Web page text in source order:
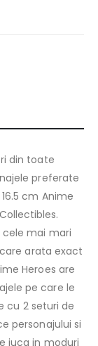
din toate
preferate
cm Anime
mai mari
arata exact
Heroes are
pe care le
cu 2 seturi de
personajului si
juca in moduri